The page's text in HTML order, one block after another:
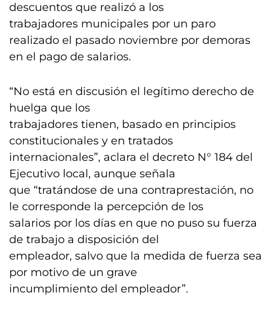
descuentos que realizó a los
trabajadores municipales por un paro
realizado el pasado noviembre por demoras
en el pago de salarios.
“No está en discusión el legítimo derecho de
huelga que los
trabajadores tienen, basado en principios
constitucionales y en tratados
internacionales”, aclara el decreto N° 184 del
Ejecutivo local, aunque señala
que “tratándose de una contraprestación, no
le corresponde la percepción de los
salarios por los días en que no puso su fuerza
de trabajo a disposición del
empleador, salvo que la medida de fuerza sea
por motivo de un grave
incumplimiento del empleador”.